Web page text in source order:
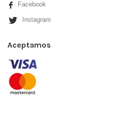
Facebook
Instagram
Aceptamos